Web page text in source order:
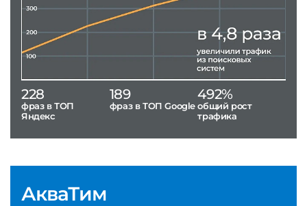
АкваТим
228
фраз в ТОП
Яндекс
189
фраз в ТОП Google
492%
общий рост
трафика